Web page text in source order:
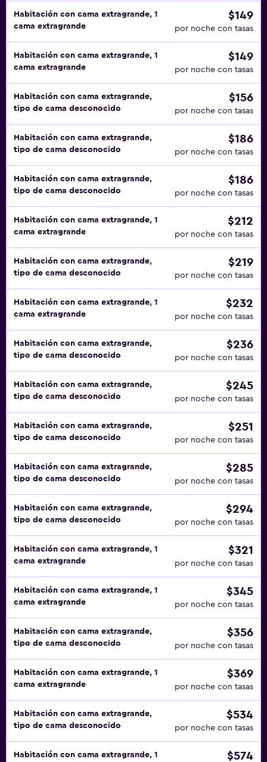
Habitación con cama extragrande, 1
cama extragrande
$149
por noche con tasas
Habitación con cama extragrande, 1
cama extragrande
$149
por noche con tasas
Habitación con cama extragrande,
tipo de cama desconocido
$156
por noche con tasas
Habitación con cama extragrande,
tipo de cama desconocido
$186
por noche con tasas
Habitación con cama extragrande,
tipo de cama desconocido
$186
por noche con tasas
Habitación con cama extragrande, 1
cama extragrande
$212
por noche con tasas
Habitación con cama extragrande,
tipo de cama desconocido
$219
por noche con tasas
Habitación con cama extragrande, 1
cama extragrande
$232
por noche con tasas
Habitación con cama extragrande,
tipo de cama desconocido
$236
por noche con tasas
Habitación con cama extragrande,
tipo de cama desconocido
$245
por noche con tasas
Habitación con cama extragrande,
tipo de cama desconocido
$251
por noche con tasas
Habitación con cama extragrande,
tipo de cama desconocido
$285
por noche con tasas
Habitación con cama extragrande,
tipo de cama desconocido
$294
por noche con tasas
Habitación con cama extragrande, 1
cama extragrande
$321
por noche con tasas
Habitación con cama extragrande, 1
cama extragrande
$345
por noche con tasas
Habitación con cama extragrande,
tipo de cama desconocido
$356
por noche con tasas
Habitación con cama extragrande, 1
cama extragrande
$369
por noche con tasas
Habitación con cama extragrande,
tipo de cama desconocido
$534
por noche con tasas
Habitación con cama extragrande, 1
$574